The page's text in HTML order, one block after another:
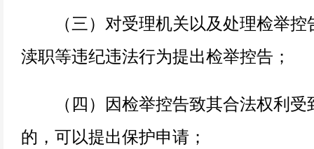
（三）对受理机关以及处理检举控
渎职等违纪违法行为提出检举控告；
（四）因检举控告致其合法权利受
的，可以提出保护申请；